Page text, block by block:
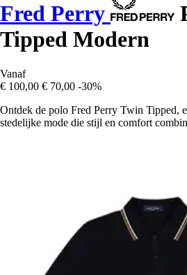
Fred Perry
Tipped Modern
Vanaf
€ 100,00 € 70,00 -30%
Ontdek de polo Fred Perry Twin Tipped,
stedelijke mode die stijl en comfort